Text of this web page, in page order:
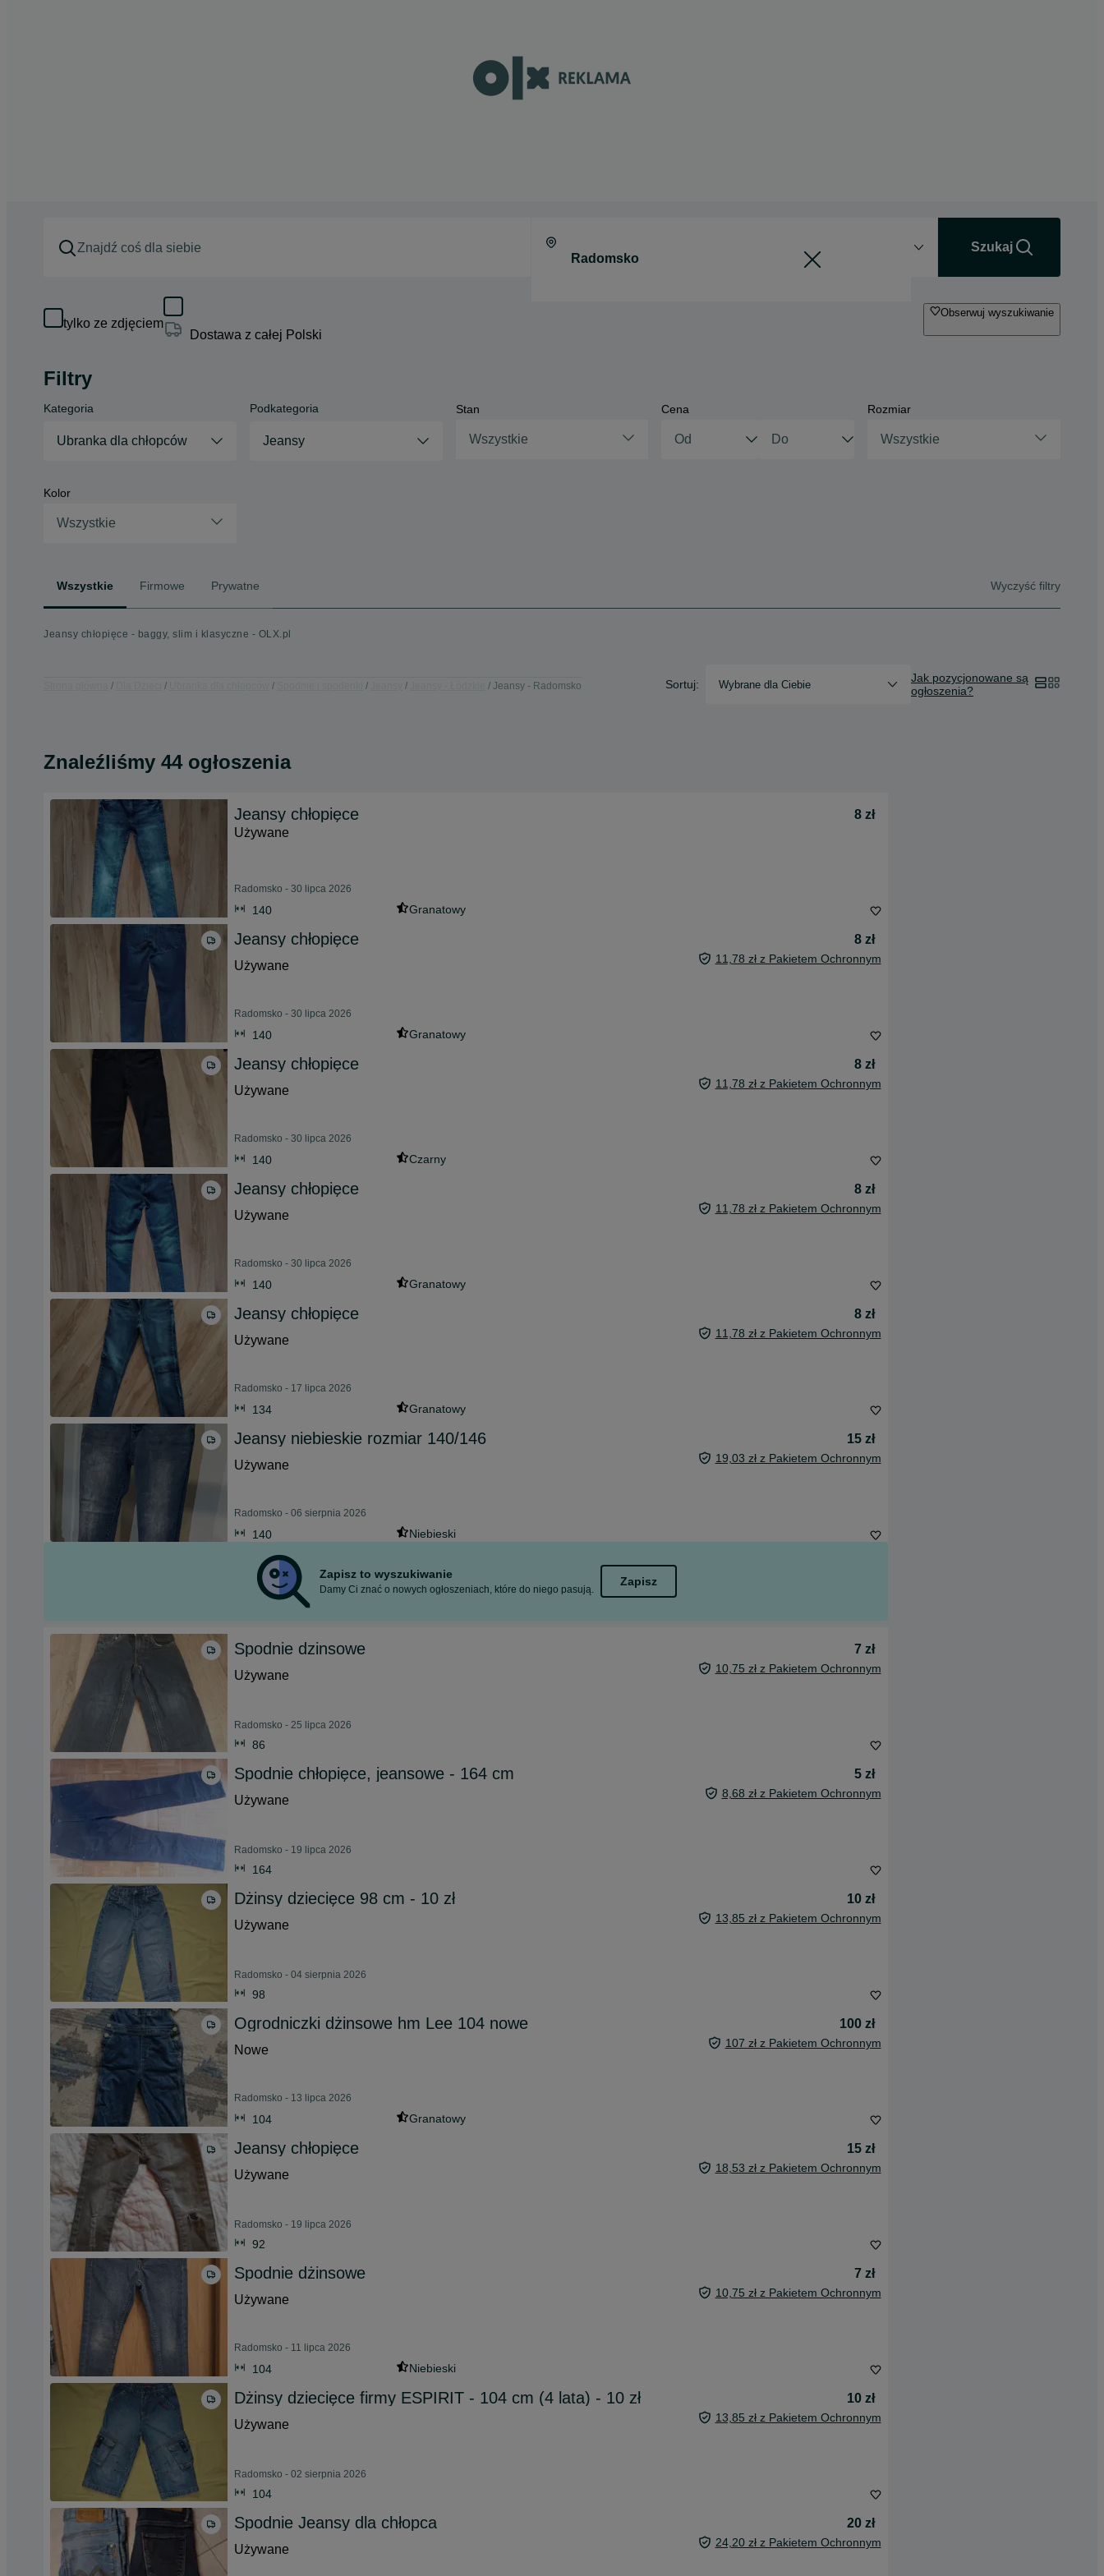
Szukaj
tylko ze zdjęciem
Dostawa z całej Polski
Obserwuj wyszukiwanie
Filtry
Kategoria
Ubranka dla chłopców
Podkategoria
Jeansy
Stan
Wszystkie
Cena Rozmiar
Wszystkie
Kolor
Wszystkie
Wszystkie Firmowe Prywatne Wyczyść filtry
Jeansy chłopięce - baggy, slim i klasyczne - OLX.pl
Jeansy - Radomsko Sortuj: Wybrane dla Ciebie
Jak pozycjonowane są
ogłoszenia?
Znaleźliśmy 44 ogłoszenia
Jeansy chłopięce
8 zł
Używane
Radomsko - 30 lipca 2026
140 Granatowy
Jeansy chłopięce
8 zł
Używane
11,78 zł z Pakietem Ochronnym
Radomsko - 30 lipca 2026
140 Granatowy
Jeansy chłopięce
8 zł
Używane
11,78 zł z Pakietem Ochronnym
Radomsko - 30 lipca 2026
140 Czarny
Jeansy chłopięce
8 zł
Używane
11,78 zł z Pakietem Ochronnym
Radomsko - 30 lipca 2026
140 Granatowy
Jeansy chłopięce
8 zł
Używane
11,78 zł z Pakietem Ochronnym
Radomsko - 17 lipca 2026
134 Granatowy
Jeansy niebieskie rozmiar 140/146
15 zł
Używane
19,03 zł z Pakietem Ochronnym
Radomsko - 06 sierpnia 2026
140 Niebieski
Zapisz to wyszukiwanie
Damy Ci znać o nowych ogłoszeniach, które do niego pasują.
Zapisz
Spodnie dzinsowe
7 zł
Używane
10,75 zł z Pakietem Ochronnym
Radomsko - 25 lipca 2026
86
Spodnie chłopięce, jeansowe - 164 cm
5 zł
Używane
8,68 zł z Pakietem Ochronnym
Radomsko - 19 lipca 2026
164
Dżinsy dziecięce 98 cm - 10 zł
10 zł
Używane
13,85 zł z Pakietem Ochronnym
Radomsko - 04 sierpnia 2026
98
Ogrodniczki dżinsowe hm Lee 104 nowe
100 zł
Nowe
107 zł z Pakietem Ochronnym
Radomsko - 13 lipca 2026
104 Granatowy
Jeansy chłopięce
15 zł
Używane
18,53 zł z Pakietem Ochronnym
Radomsko - 19 lipca 2026
92
Spodnie dżinsowe
7 zł
Używane
10,75 zł z Pakietem Ochronnym
Radomsko - 11 lipca 2026
104 Niebieski
Dżinsy dziecięce firmy ESPIRIT - 104 cm (4 lata) - 10 zł
10 zł
Używane
13,85 zł z Pakietem Ochronnym
Radomsko - 02 sierpnia 2026
104
Spodnie Jeansy dla chłopca
20 zł
Używane
24,20 zł z Pakietem Ochronnym